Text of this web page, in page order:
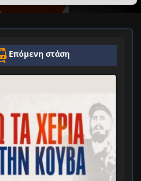
Επόμενη στάση